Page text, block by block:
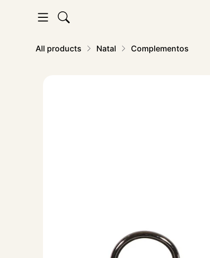
All products Natal Complementos